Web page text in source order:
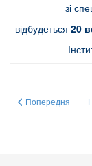
зі
відбудеться 20
Попередня стаття:
Попередня